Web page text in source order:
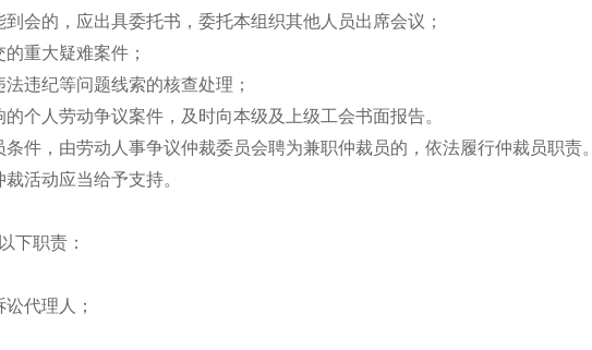
会的，应出具委托书，委托本组织其他人员出席会议；
重大疑难案件；
违纪等问题线索的核查处理；
个人劳动争议案件，及时向本级及上级工会书面报告。
件，由劳动人事争议仲裁委员会聘为兼职仲裁员的，依法履行仲裁员职责。
活动应当给予支持。
下职责：
代理人；